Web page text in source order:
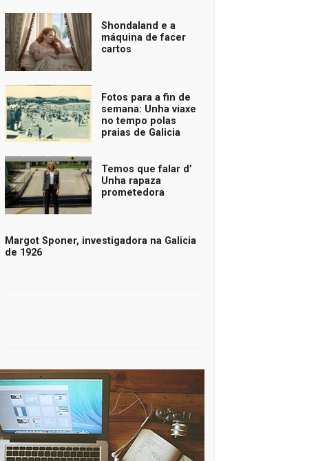
Shondaland e a
máquina de facer
cartos
Fotos para a fin de
semana: Unha viaxe
no tempo polas
praias de Galicia
Temos que falar d’
Unha rapaza
prometedora
Margot Sponer, investigadora na Galicia
de 1926